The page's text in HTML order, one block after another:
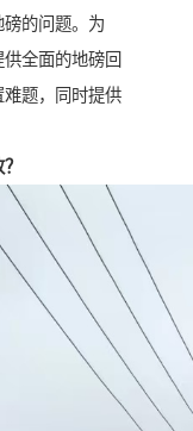
的问题。为
全面的地磅回
题，同时提供